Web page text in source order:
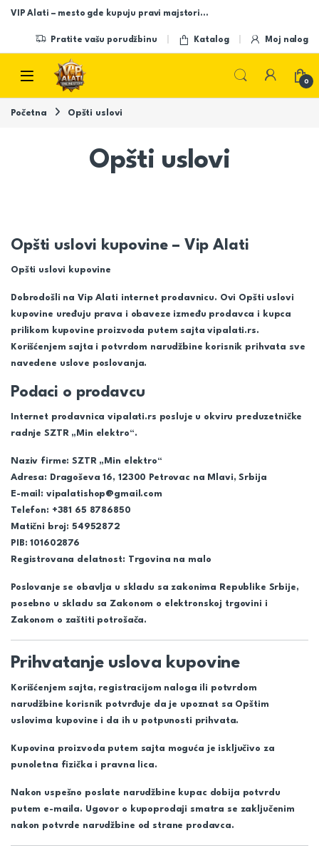
Skip to navigation
Skip to content
VIP Alati – mesto gde kupuju pravi majstori…
Pratite vašu porudžbinu Katalog Moj nalog
Open
0
Početna Opšti uslovi
Opšti uslovi
Opšti uslovi kupovine – Vip Alati
Opšti uslovi kupovine
Dobrodošli naVip Alati internet prodavnicu. Ovi Opšti uslovi
kupovine uređuju prava i obaveze između prodavca i kupca
prilikom kupovine proizvoda putem sajta vipalati.rs.
Korišćenjem sajta i potvrdom narudžbine korisnik prihvata sve
navedene uslove poslovanja.
Podaci o prodavcu
Internet prodavnica vipalati.rs posluje u okviru preduzetničke
radnje SZTR „Min elektro“.
Naziv firme: SZTR „Min elektro“
Adresa: Dragoševa 16, 12300 Petrovac na Mlavi, Srbija
E-mail: vipalatishop@gmail.com
Telefon: +381 65 8786850
Matični broj: 54952872
PIB: 101602876
Registrovana delatnost: Trgovina na malo
Poslovanje se obavlja u skladu sa zakonima Republike Srbije,
posebno u skladu sa Zakonom o elektronskoj trgovini i
Zakonom o zaštiti potrošača.
Prihvatanje uslova kupovine
Korišćenjem sajta, registracijom naloga ili potvrdom
narudžbine korisnik potvrđuje da je upoznat sa Opštim
uslovima kupovine i da ih u potpunosti prihvata.
Kupovina proizvoda putem sajta moguća je isključivo za
punoletna fizička i pravna lica.
Nakon uspešno poslate narudžbine kupac dobija potvrdu
putem e-maila. Ugovor o kupoprodaji smatra se zaključenim
nakon potvrde narudžbine od strane prodavca.